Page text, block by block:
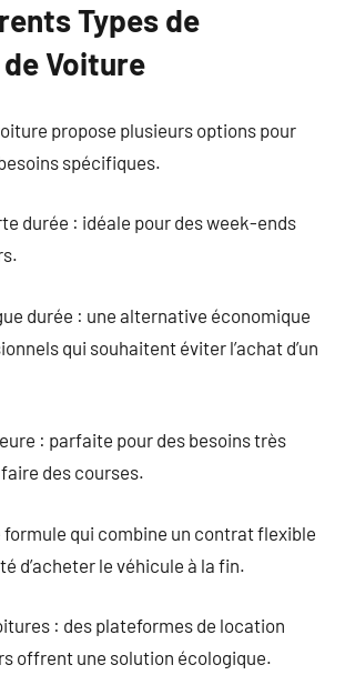
Types de
Voiture
propose plusieurs options pour
spécifiques.
durée : idéale pour des week-ends
durée : une alternative économique
qui souhaitent éviter l’achat d’un
: parfaite pour des besoins très
des courses.
formule qui combine un contrat flexible
d’acheter le véhicule à la fin.
: des plateformes de location
offrent une solution écologique.